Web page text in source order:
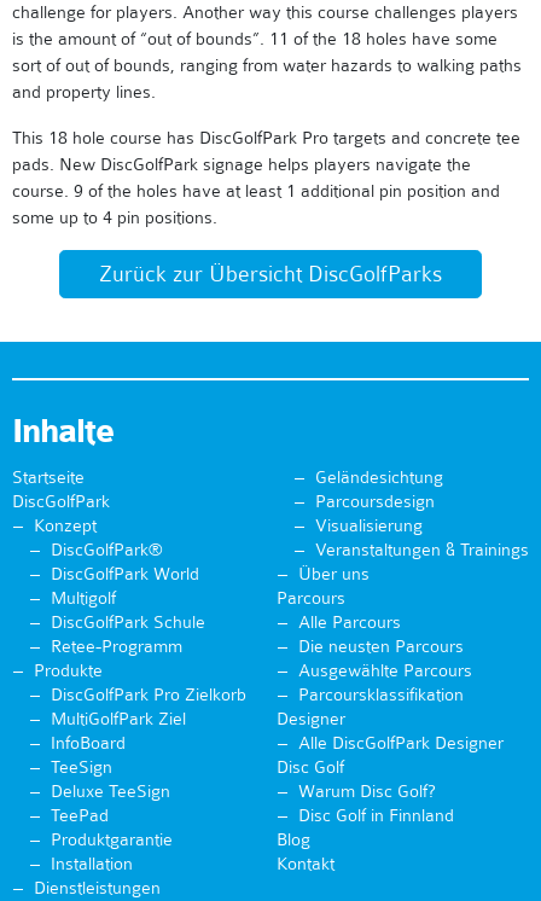
challenge for players. Another way this course challenges players
is the amount of “out of bounds”. 11 of the 18 holes have some
sort of out of bounds, ranging from water hazards to walking paths
and property lines.
This 18 hole course has DiscGolfPark Pro targets and concrete tee
pads. New DiscGolfPark signage helps players navigate the
course. 9 of the holes have at least 1 additional pin position and
some up to 4 pin positions.
Zurück zur Übersicht DiscGolfParks
Inhalte
Startseite
DiscGolfPark
Konzept
DiscGolfPark®
DiscGolfPark World
Multigolf
DiscGolfPark Schule
Retee-Programm
Produkte
DiscGolfPark Pro Zielkorb
MultiGolfPark Ziel
InfoBoard
TeeSign
Deluxe TeeSign
TeePad
Produktgarantie
Installation
Dienstleistungen
Geländesichtung
Parcoursdesign
Visualisierung
Veranstaltungen & Trainings
Über uns
Parcours
Alle Parcours
Die neusten Parcours
Ausgewählte Parcours
Parcoursklassifikation
Designer
Alle DiscGolfPark Designer
Disc Golf
Warum Disc Golf?
Disc Golf in Finnland
Blog
Kontakt